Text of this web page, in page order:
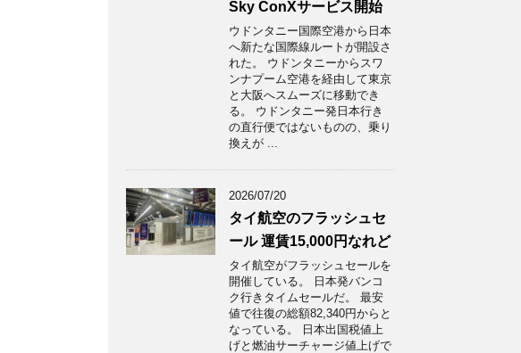
Sky ConXサービス開始
ウドンタニー国際空港から日本
へ新たな国際線ルートが開設さ
れた。 ウドンタニーからスワ
ンナプーム空港を経由して東京
と大阪へスムーズに移動でき
る。 ウドンタニー発日本行き
の直行便ではないものの、乗り
換えが ...
2026/07/20
タイ航空のフラッシュセ
ール 運賃15,000円なれど
タイ航空がフラッシュセールを
開催している。 日本発バンコ
ク行きタイムセールだ。 最安
値で往復の総額82,340円からと
なっている。 日本出国税値上
げと燃油サーチャージ値上げで